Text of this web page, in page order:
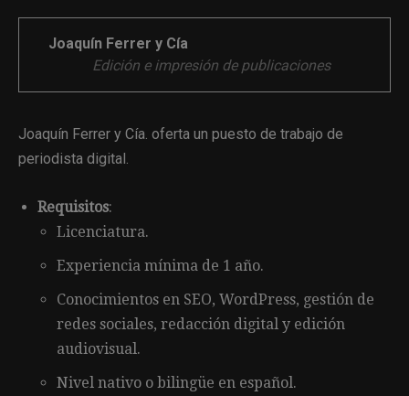
Joaquín Ferrer y Cía
Edición e impresión de publicaciones
Joaquín Ferrer y Cía. oferta un puesto de trabajo de
periodista digital.
Requisitos:
Licenciatura.
Experiencia mínima de 1 año.
Conocimientos en SEO, WordPress, gestión de
redes sociales, redacción digital y edición
audiovisual.
Nivel nativo o bilingüe en español.